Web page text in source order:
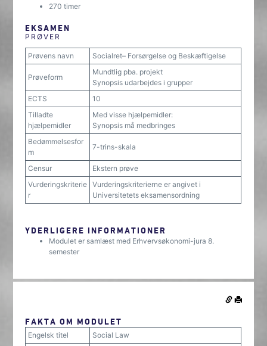
270 timer
EKSAMEN
PRØVER
Prøvens navn Socialret– Forsørgelse og Beskæftigelse
Prøveform
Mundtlig pba. projekt
Synopsis udarbejdes i grupper
ECTS
10
Tilladte
hjælpemidler
Med visse hjælpemidler:
Synopsis må medbringes
Bedømmelsesfor
m
7-trins-skala
Censur
Ekstern prøve
Vurderingskriterie
r
Vurderingskriterierne er angivet i
Universitetets eksamensordning
YDERLIGERE INFORMATIONER
Modulet er samlæst med Erhvervsøkonomi-jura 8.
semester
FAKTA OM MODULET
Engelsk titel
Social Law